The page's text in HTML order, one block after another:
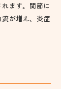
ます。関節に
が増え、炎症